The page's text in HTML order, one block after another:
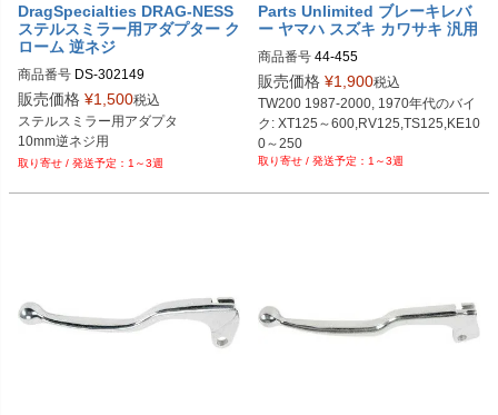
DragSpecialties DRAG-NESS
ステルスミラー用アダプター ク
ローム 逆ネジ
商品番号 DS-302149
販売価格 ¥1,500税込
ステルスミラー用アダプタ
10mm逆ネジ用
1～3週
Parts Unlimited ブレーキレバ
ー ヤマハ スズキ カワサキ 汎用
商品番号 44-455
販売価格 ¥1,900税込
TW200 1987-2000, 1970年代のバイ
ク: XT125～600,RV125,TS125,KE10
0～250
1～3週